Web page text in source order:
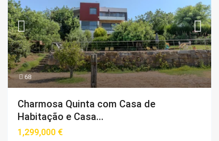
68
Charmosa Quinta com Casa de
Habitação e Casa...
1,299,000 €